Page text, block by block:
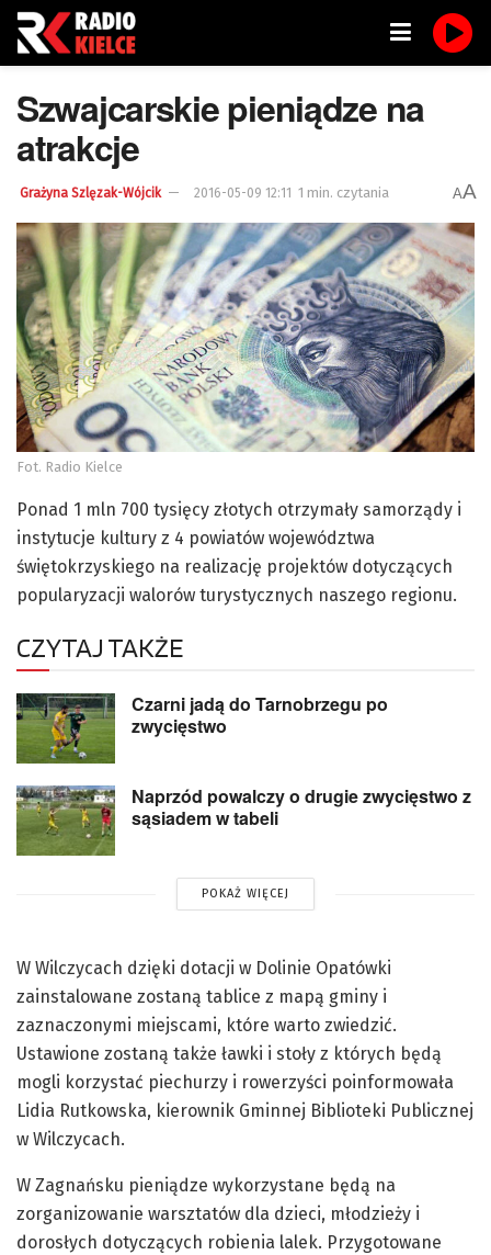
Szwajcarskie pieniądze na
atrakcje
Grażyna Szlęzak-Wójcik 2016-05-09 12:11 1 min. czytania AA
Fot. Radio Kielce
Ponad 1 mln 700 tysięcy złotych otrzymały samorządy i
instytucje kultury z 4 powiatów województwa
świętokrzyskiego na realizację projektów dotyczących
popularyzacji walorów turystycznych naszego regionu.
CZYTAJ TAKŻE
Czarni jadą do Tarnobrzegu po
zwycięstwo
Naprzód powalczy o drugie zwycięstwo z
sąsiadem w tabeli
POKAŻ WIĘCEJ
W Wilczycach dzięki dotacji w Dolinie Opatówki
zainstalowane zostaną tablice z mapą gminy i
zaznaczonymi miejscami, które warto zwiedzić.
Ustawione zostaną także ławki i stoły z których będą
mogli korzystać piechurzy i rowerzyści poinformowała
Lidia Rutkowska, kierownik Gminnej Biblioteki Publicznej
w Wilczycach.
W Zagnańsku pieniądze wykorzystane będą na
zorganizowanie warsztatów dla dzieci, młodzieży i
dorosłych dotyczących robienia lalek. Przygotowane